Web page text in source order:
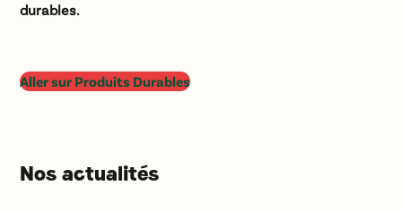
durables.
Aller sur Produits Durables
Nos actualités